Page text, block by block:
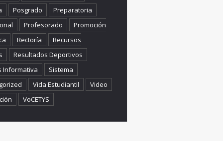
Posgrado
Preparatoria
Profesorado
Promoción
Rectoría
Recursos
Resultados Deportivos
Informativa
Sistema
Vida Estudiantil
Video
VoCETYS